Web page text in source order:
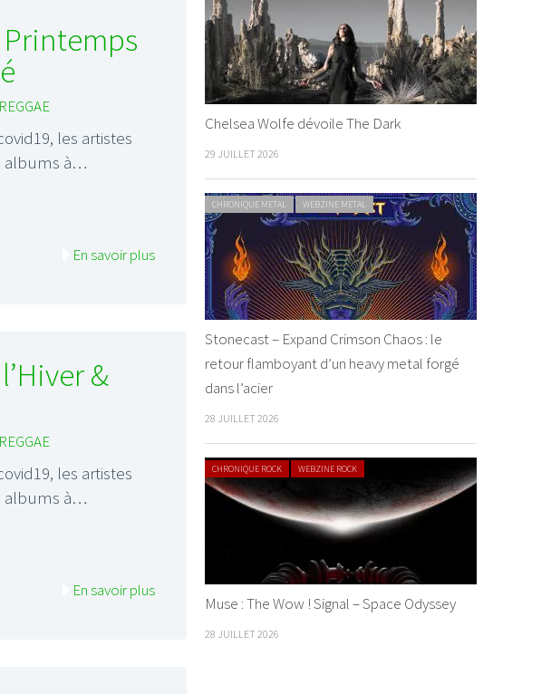
les artistes
albums à…
En savoir plus
&
les artistes
albums à…
En savoir plus
Chelsea Wolfe dévoile The Dark
29 JUILLET 2026
CHRONIQUE METAL WEBZINE METAL
Stonecast – Expand Crimson Chaos : le
retour flamboyant d’un heavy metal forgé
dans l’acier
28 JUILLET 2026
CHRONIQUE ROCK WEBZINE ROCK
Muse : The Wow ! Signal – Space Odyssey
28 JUILLET 2026